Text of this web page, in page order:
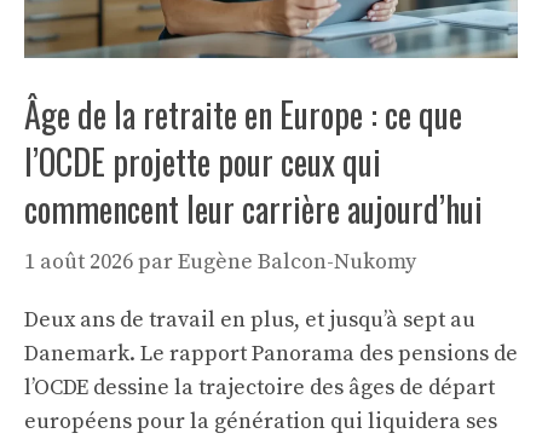
Âge de la retraite en Europe : ce que
l’OCDE projette pour ceux qui
commencent leur carrière aujourd’hui
1 août 2026parEugène Balcon-Nukomy
Deux ans de travail en plus, et jusqu’à sept au
Danemark. Le rapport Panorama des pensions de
l’OCDE dessine la trajectoire des âges de départ
européens pour la génération qui liquidera ses